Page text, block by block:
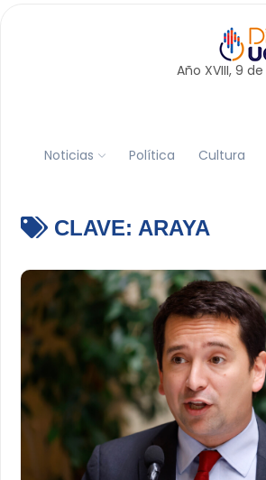
Año XVIII, 9 de
Noticias Política Cultura
CLAVE: ARAYA